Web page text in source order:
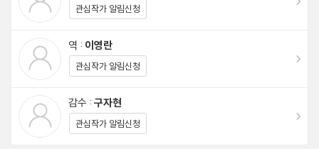
만화는 차유나라는 신입 약사가 여신 약사로 거듭날 수 있도록 처방
전 보는 방법부터 약사헌 대원장이 자신의 체내를 여행하면서 약물
동태를 파악할 수 있도록 하는 것은 물론 수간호사 박세정, 선배 약
할 수 있도록 조력을 아끼지 않는다는 내용으로 진행된다.
2-4 전신 클리어런스와 소실 장기의 기여
2-6 간의 약물 소실
제3장 약물동태학적 모델 ~약물동태를 수리적으로 취급한다 ~
3-1 소실반감기를 결정하는 것
관심작가 알림신청
역 : 이영란
관심작가 알림신청
감수 : 구자현
관심작가 알림신청